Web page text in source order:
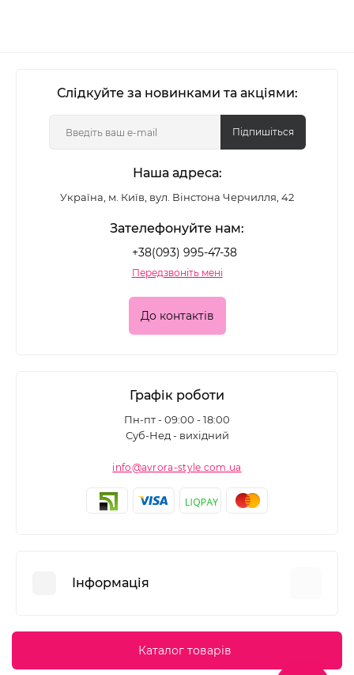
Слідкуйте за новинками та акціями:
Підпишіться
Наша адреса:
Україна, м. Київ, вул. Вінстона Черчилля, 42
Зателефонуйте нам:
+38(093) 995-47-38
Передзвоніть мені
До контактів
Графік роботи
Пн-пт - 09:00 - 18:00
Суб-Нед - вихідний
info@avrora-style.com.ua
Інформація
Угода користувачаКаталог товарів